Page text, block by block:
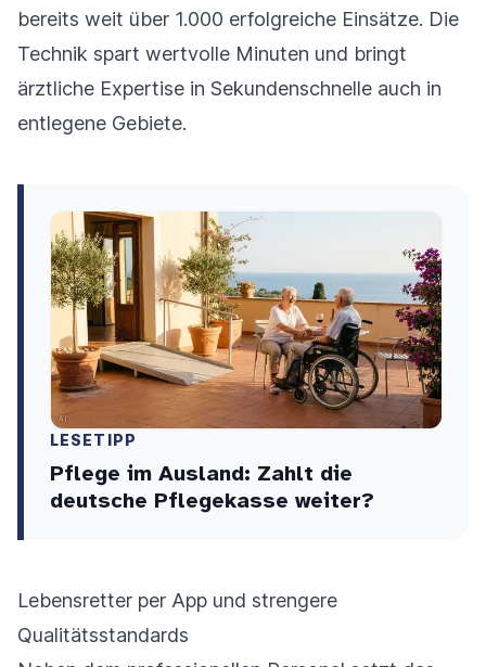
bereits weit über 1.000 erfolgreiche Einsätze. Die
Technik spart wertvolle Minuten und bringt
ärztliche Expertise in Sekundenschnelle auch in
entlegene Gebiete.
LESETIPP
Pflege im Ausland: Zahlt die
deutsche Pflegekasse weiter?
Lebensretter per App und strengere
Qualitätsstandards